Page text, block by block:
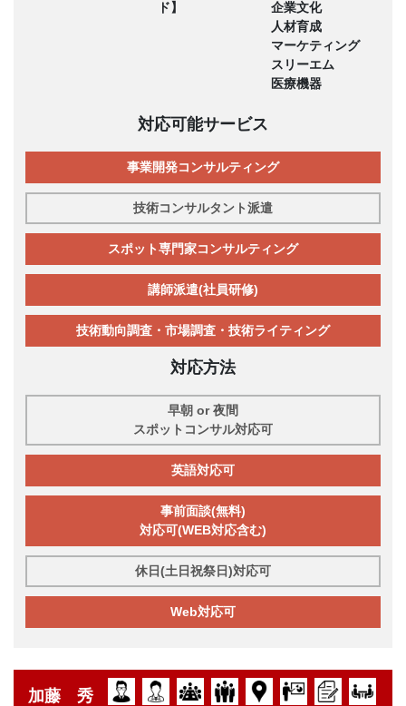
ド】
企業文化
人材育成
マーケティング
スリーエム
医療機器
対応可能サービス
事業開発コンサルティング
技術コンサルタント派遣
スポット専門家コンサルティング
講師派遣(社員研修)
技術動向調査・市場調査・技術ライティング
対応方法
早朝 or 夜間
スポットコンサル対応可
英語対応可
事前面談(無料)
対応可(WEB対応含む)
休日(土日祝祭日)対応可
Web対応可
加藤 秀